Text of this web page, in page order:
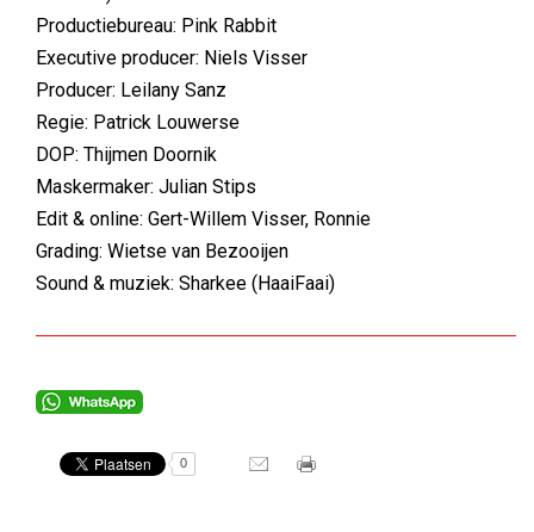
Productiebureau: Pink Rabbit
Executive producer: Niels Visser
Producer: Leilany Sanz
Regie: Patrick Louwerse
DOP: Thijmen Doornik
Maskermaker: Julian Stips
Edit & online: Gert-Willem Visser, Ronnie
Grading: Wietse van Bezooijen
Sound & muziek: Sharkee (HaaiFaai)
0